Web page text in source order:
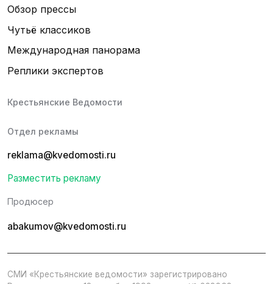
Обзор прессы
Чутьё классиков
Международная панорама
Реплики экспертов
Крестьянские Ведомости
Отдел рекламы
reklama@kvedomosti.ru
Разместить рекламу
Продюсер
abakumov@kvedomosti.ru
СМИ «Крестьянские ведомости» зарегистрировано